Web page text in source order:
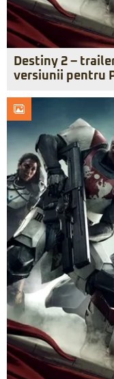
Destiny 2 –
versiunii pentru